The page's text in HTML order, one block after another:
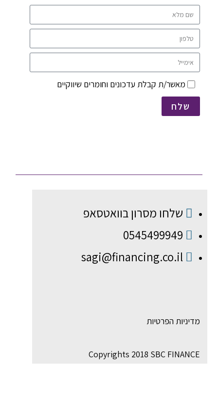
מאשר/ת קבלת עדכונים וחומרים שיווקיים
שלח
שלחו מסרון בוואטסאפ
0545499949
sagi@financing.co.il
מדיניות הפרטיות
Copyrights 2018 SBC FINANCE